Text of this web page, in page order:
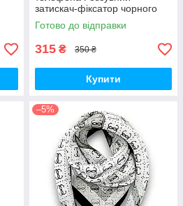
затискач-фіксатор чорного
кольору
Готово до відправки
315 ₴ 350 ₴
Купити
–5%